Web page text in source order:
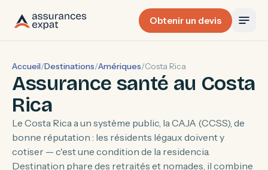
Obtenir un devis
Accueil/Destinations/Amériques/Costa Rica
Assurance santé au Costa
Rica
Le Costa Rica a un système public, la CAJA (CCSS), de
bonne réputation : les résidents légaux doivent y
cotiser — c'est une condition de la residencia.
Destination phare des retraités et nomades, il combine